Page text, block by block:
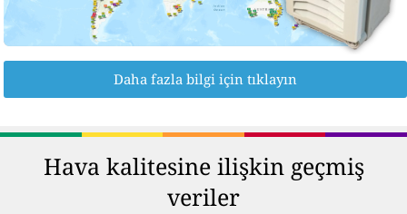
Daha fazla bilgi için tıklayın
Hava kalitesine ilişkin geçmiş
veriler